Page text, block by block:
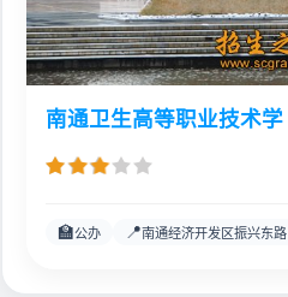
南通卫生高等职业技术学
🏫公办 📍南通经济开发区振兴东路